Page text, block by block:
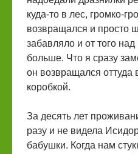
куда-то в лес, громко-
возвращался и просто
забавляло и от того
больше. Что я сразу
он возвращался оттуда
коробкой.
За десять лет
разу и не видела
бабушки. Когда нам